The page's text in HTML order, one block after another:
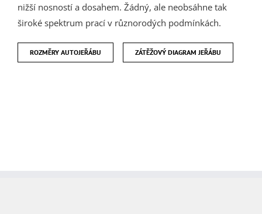
nižší nosností a dosahem. Žádný, ale neobsáhne tak
široké spektrum prací v různorodých podmínkách.
ROZMĚRY AUTOJEŘÁBU ZÁTĚŽOVÝ DIAGRAM JEŘÁBU